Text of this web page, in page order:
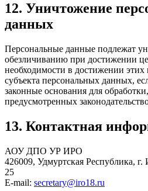
12. Уничтожение
данных
Персональные данные подлежат
обезличиванию при достижении
необходимости в достижении этих
субъекта персональных данных,
законные основания для
предусмотренных
13. Контактная
АОУ ДПО УР ИРО
426009, Удмуртская Республика,
25
E-mail: secretary@iro18.ru